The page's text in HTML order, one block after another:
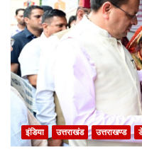
इंडिया उत्तराखंड उत्तराखण्ड